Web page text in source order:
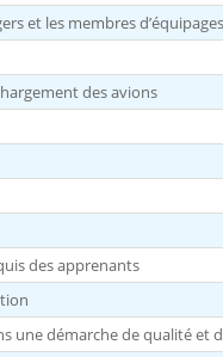
et les membres
des avions
des apprenants
une démarche de qualité et